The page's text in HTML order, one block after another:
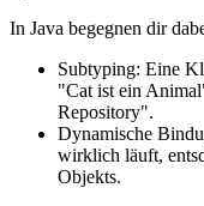
In Java begegnen dir
Subtyping: Eine
"Cat ist ein
Repository".
Dynamische
wirklich läuft,
Objekts.